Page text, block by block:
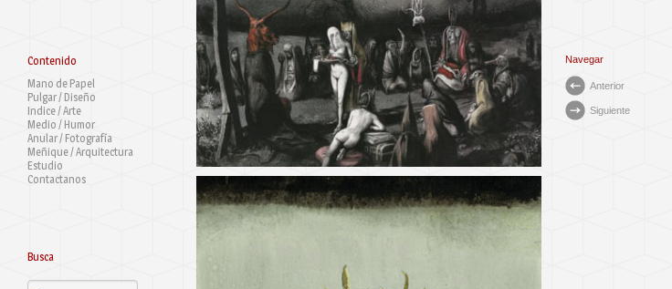
Contenido
Mano de Papel
Pulgar / Diseño
Indice / Arte
Medio / Humor
Anular / Fotografía
Meñique / Arquitectura
Estudio
Contactanos
Busca
Navegar
Anterior
Siguiente